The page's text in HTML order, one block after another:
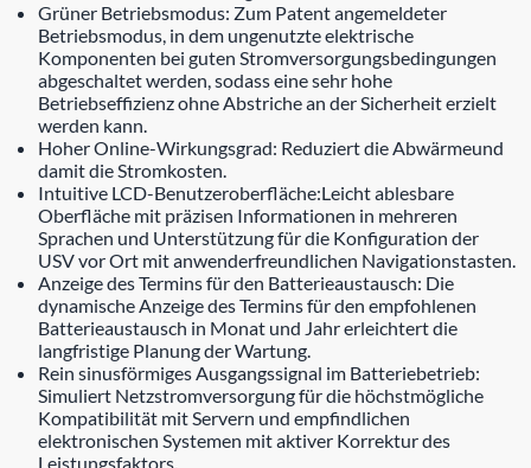
Grüner Betriebsmodus: Zum Patent angemeldeter
Betriebsmodus, in dem ungenutzte elektrische
Komponenten bei guten Stromversorgungsbedingungen
abgeschaltet werden, sodass eine sehr hohe
Betriebseffizienz ohne Abstriche an der Sicherheit erzielt
werden kann.
Hoher Online-Wirkungsgrad: Reduziert die Abwärmeund
damit die Stromkosten.
Intuitive LCD-Benutzeroberfläche:Leicht ablesbare
Oberfläche mit präzisen Informationen in mehreren
Sprachen und Unterstützung für die Konfiguration der
USV vor Ort mit anwenderfreundlichen Navigationstasten.
Anzeige des Termins für den Batterieaustausch: Die
dynamische Anzeige des Termins für den empfohlenen
Batterieaustausch in Monat und Jahr erleichtert die
langfristige Planung der Wartung.
Rein sinusförmiges Ausgangssignal im Batteriebetrieb:
Simuliert Netzstromversorgung für die höchstmögliche
Kompatibilität mit Servern und empfindlichen
elektronischen Systemen mit aktiver Korrektur des
Leistungsfaktors.